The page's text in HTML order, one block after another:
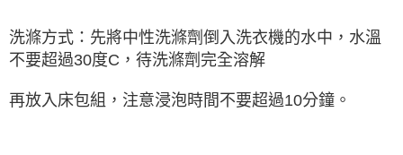
洗滌方式：先將中性洗滌劑倒入洗衣機的水中，水溫
不要超過30度C，待洗滌劑完全溶解
再放入床包組，注意浸泡時間不要超過10分鐘。